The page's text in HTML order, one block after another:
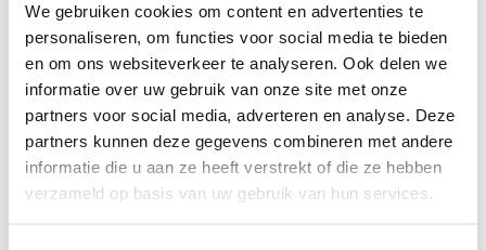
We gebruiken cookies om content en advertenties te
personaliseren, om functies voor social media te bieden
en om ons websiteverkeer te analyseren. Ook delen we
informatie over uw gebruik van onze site met onze
partners voor social media, adverteren en analyse. Deze
partners kunnen deze gegevens combineren met andere
informatie die u aan ze heeft verstrekt of die ze hebben
verzameld op basis van uw gebruik van hun services.
Leverbaar in twee hoogtes
Vrijstaande constructie met afritsbare tunnel
Voorwand is geheel uitritsbaar
Achterwand voorzien van een deur
Afgedekte ritsen voor extra bescherming
Voorzien van vastgestikte slikranden"
Optionele artikelen:
Binnenhemel
Pe vloer